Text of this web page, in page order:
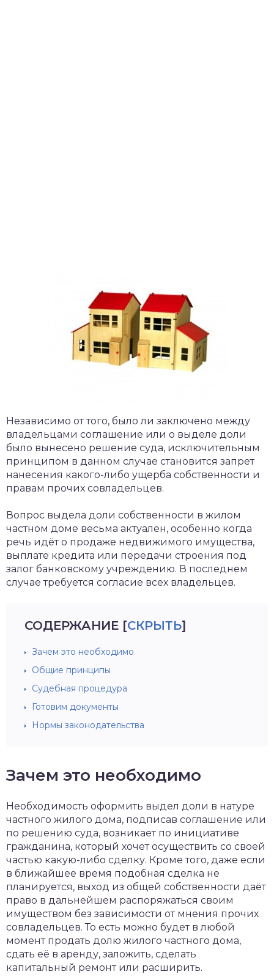
Независимо от того, было ли заключено между
владельцами соглашение или о выделе доли
было вынесено решение суда, исключительным
принципом в данном случае становится запрет
нанесения какого-либо ущерба собственности и
правам прочих совладельцев.
Вопрос выдела доли собственности в жилом
частном доме весьма актуален, особенно когда
речь идёт о продаже недвижимого имущества,
выплате кредита или передачи строения под
залог банковскому учреждению. В последнем
случае требуется согласие всех владельцев.
СОДЕРЖАНИЕ [СКРЫТЬ]
Зачем это необходимо
Общие принципы
Судебная процедура
Готовим документы
Нормы законодательства
Зачем это необходимо
Необходимость оформить выдел доли в натуре
частного жилого дома, подписав соглашение или
по решению суда, возникает по инициативе
гражданина, который хочет осуществить со своей
частью какую-либо сделку. Кроме того, даже если
в ближайшее время подобная сделка не
планируется, выход из общей собственности даёт
право в дальнейшем распоряжаться своим
имуществом без зависимости от мнения прочих
совладельцев. То есть можно будет в любой
момент продать долю жилого частного дома,
сдать её в аренду, заложить, сделать
капитальный ремонт или расширить.